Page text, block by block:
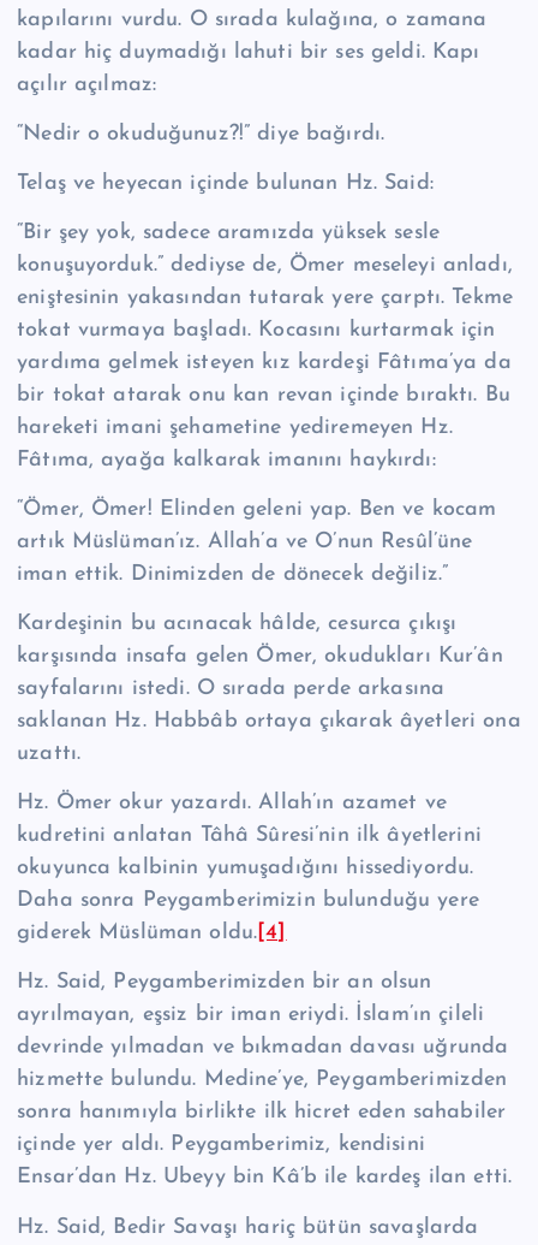
kapılarını vurdu. O sırada kulağına, o zamana
kadar hiç duymadığı lahuti bir ses geldi. Kapı
açılır açılmaz:
“Nedir o okuduğu­nuz?!” diye bağırdı.
Telaş ve heyecan içinde bulunan Hz. Said:
“Bir şey yok, sadece aramızda yüksek sesle
konuşuyorduk.” dediyse de, Ömer meseleyi anladı,
eniştesinin yakasından tutarak yere çarptı. Tekme
tokat vurmaya başladı. Kocasını kurtar­mak için
yardıma gelmek isteyen kız kardeşi Fâtıma’ya da
bir tokat atarak onu kan revan içinde bıraktı. Bu
hareketi imani şehametine yediremeyen Hz.
Fâtıma, ayağa kalkarak imanını haykırdı:
“Ömer, Ömer! Elinden geleni yap. Ben ve kocam
artık Müslüman’ız. Allah’a ve O’nun Resûl’üne
iman ettik. Dinimizden de dönecek değiliz.”
Kardeşinin bu acınacak hâlde, cesurca çıkışı
karşısında insafa gelen Ömer, okudukları Kur’ân
sayfalarını istedi. O sırada perde arkasına
saklanan Hz. Habbâb ortaya çıkarak âyetleri ona
uzattı.
Hz. Ömer okur yazardı. Allah’ın azamet ve
kudretini anlatan Tâhâ Sûresi’nin ilk âyetlerini
okuyunca kalbinin yumuşadığını hissediyordu.
Daha sonra Pey­gamberimizin bulunduğu yere
giderek Müslüman oldu. [4]
Hz. Said, Peygamberimizden bir an olsun
ayrılmayan, eşsiz bir iman eriydi. İslam’ın çileli
devrinde yılmadan ve bıkmadan davası uğrunda
hizmette bulun­du. Medine’ye, Peygamberimizden
sonra hanımıyla birlikte ilk hicret eden sahabiler
içinde yer aldı. Peygamberimiz, kendisini
Ensar’dan Hz. Ubeyy bin Kâ’b ile kardeş ilan etti.
Hz. Said, Bedir Savaşı hariç bütün savaşlarda